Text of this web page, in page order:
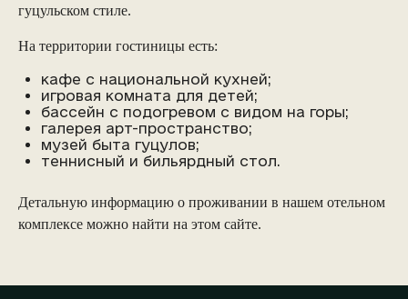
гуцульском стиле.
На территории гостиницы есть:
кафе с национальной кухней;
игровая комната для детей;
бассейн с подогревом с видом на горы;
галерея арт-пространство;
музей быта гуцулов;
теннисный и бильярдный стол.
Детальную информацию о проживании в нашем отельном
комплексе можно найти на этом сайте.